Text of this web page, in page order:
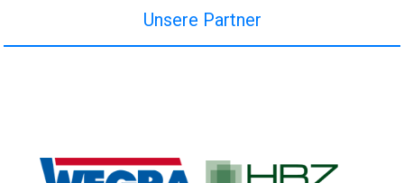
Unsere Partner